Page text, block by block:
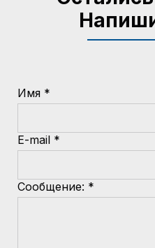
Имя *
E-mail *
Сообщение: *